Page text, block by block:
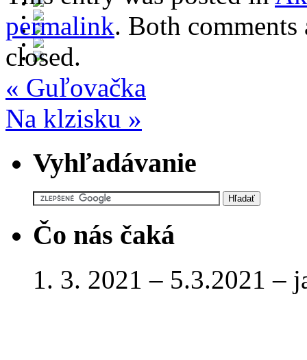
permalink. Both
closed.
« Guľovačka
Na klzisku »
Vyhľadávanie
Čo nás čaká
1. 3. 2021 – 5.3.2021 –